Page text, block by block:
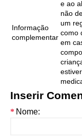
Informação
complementar
e ao
não
um
como
em
Inserir
Nome: